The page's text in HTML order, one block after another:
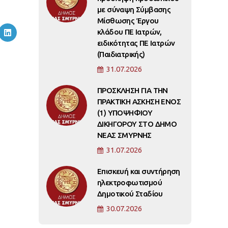
με σύναψη Σύμβασης
Μίσθωσης Έργου
κλάδου ΠΕ Ιατρών,
ειδικότητας ΠΕ Ιατρών
(Παιδιατρικής)
31.07.2026
ΠΡΟΣΚΛΗΣΗ ΓΙΑ ΤΗΝ
ΠΡΑΚΤΙΚΗ ΑΣΚΗΣΗ ΕΝΟΣ
(1) ΥΠΟΨΗΦΙΟΥ
ΔΙΚΗΓΟΡΟΥ ΣΤΟ ΔΗΜΟ
ΝΕΑΣ ΣΜΥΡΝΗΣ
31.07.2026
Επισκευή και συντήρηση
ηλεκτροφωτισμού
Δημοτικού Σταδίου
30.07.2026